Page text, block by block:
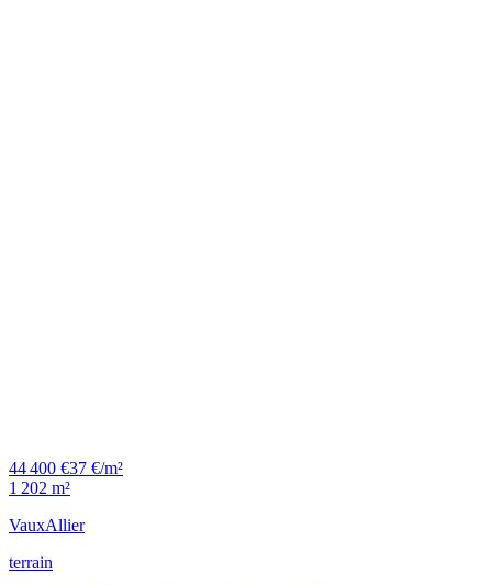
44 400 €37 €/m²
1 202 m²
VauxAllier
terrain